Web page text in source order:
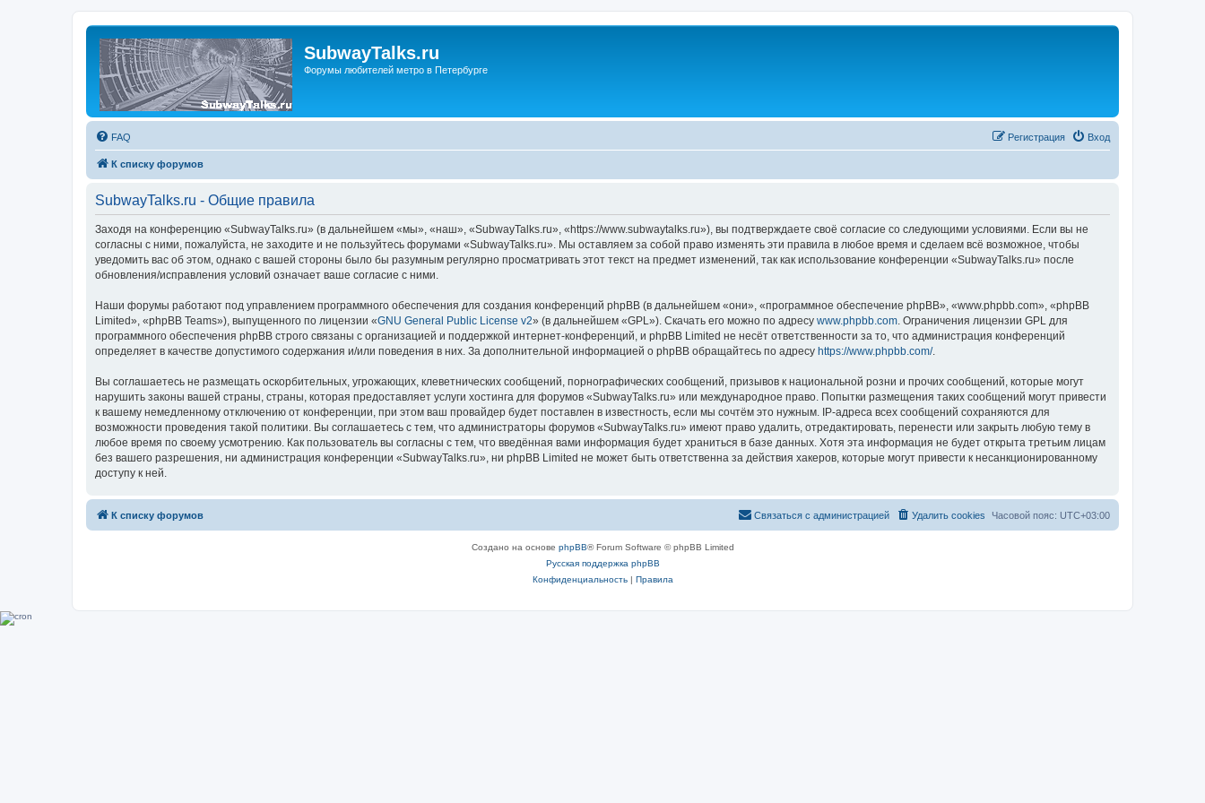
SubwayTalks.ru
Форумы любителей метро в Петербурге
FAQ Вход
Регистрация
К списку форумов
SubwayTalks.ru - Общие правила
Заходя на конференцию «SubwayTalks.ru» (в дальнейшем «мы», «наш», «SubwayTalks.ru», «https://www.subwaytalks.ru»), вы подтверждаете своё согласие со следующими условиями. Если вы не
согласны с ними, пожалуйста, не заходите и не пользуйтесь форумами «SubwayTalks.ru». Мы оставляем за собой право изменять эти правила в любое время и сделаем всё возможное, чтобы
уведомить вас об этом, однако с вашей стороны было бы разумным регулярно просматривать этот текст на предмет изменений, так как использование конференции «SubwayTalks.ru» после
обновления/исправления условий означает ваше согласие с ними.
Наши форумы работают под управлением программного обеспечения для создания конференций phpBB (в дальнейшем «они», «программное обеспечение phpBB», «www.phpbb.com», «phpBB
Limited», «phpBB Teams»), выпущенного по лицензии «GNU General Public License v2» (в дальнейшем «GPL»). Скачать его можно по адресу www.phpbb.com. Ограничения лицензии GPL для
программного обеспечения phpBB строго связаны с организацией и поддержкой интернет-конференций, и phpBB Limited не несёт ответственности за то, что администрация конференций
определяет в качестве допустимого содержания и/или поведения в них. За дополнительной информацией о phpBB обращайтесь по адресу https://www.phpbb.com/.
Вы соглашаетесь не размещать оскорбительных, угрожающих, клеветнических сообщений, порнографических сообщений, призывов к национальной розни и прочих сообщений, которые могут
нарушить законы вашей страны, страны, которая предоставляет услуги хостинга для форумов «SubwayTalks.ru» или международное право. Попытки размещения таких сообщений могут привести
к вашему немедленному отключению от конференции, при этом ваш провайдер будет поставлен в известность, если мы сочтём это нужным. IP-адреса всех сообщений сохраняются для
возможности проведения такой политики. Вы соглашаетесь с тем, что администраторы форумов «SubwayTalks.ru» имеют право удалить, отредактировать, перенести или закрыть любую тему в
любое время по своему усмотрению. Как пользователь вы согласны с тем, что введённая вами информация будет храниться в базе данных. Хотя эта информация не будет открыта третьим лицам
без вашего разрешения, ни администрация конференции «SubwayTalks.ru», ни phpBB Limited не может быть ответственна за действия хакеров, которые могут привести к несанкционированному
доступу к ней.
К списку форумов Часовой пояс: UTC+03:00
Удалить cookies
Связаться с администрацией
Создано на основе phpBB® Forum Software © phpBB Limited
Русская поддержка phpBB
Конфиденциальность| Правила